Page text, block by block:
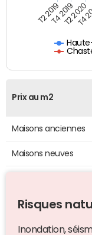
T2 2019T4 2019T2 2020
T4
Prix au m2
Maisons anciennes
Maisons neuves
Risques
Inondation,